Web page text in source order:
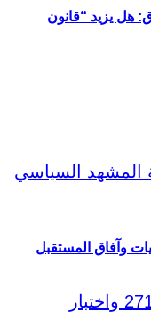
هل يزيد “قانون
وآفاق المستقبل